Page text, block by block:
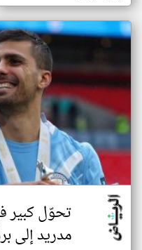
تحوّل كبير
مدريد إلى